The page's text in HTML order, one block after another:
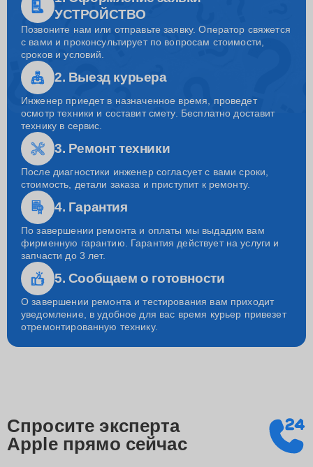
УСТРОЙСТВО
Позвоните нам или отправьте заявку. Оператор свяжется
с вами и проконсультирует по вопросам стоимости,
сроков и условий.
2. Выезд курьера
Инженер приедет в назначенное время, проведет
осмотр техники и составит смету. Бесплатно доставит
технику в сервис.
3. Ремонт техники
После диагностики инженер согласует с вами сроки,
стоимость, детали заказа и приступит к ремонту.
4. Гарантия
По завершении ремонта и оплаты мы выдадим вам
фирменную гарантию. Гарантия действует на услуги и
запчасти до 3 лет.
5. Сообщаем о готовности
О завершении ремонта и тестирования вам приходит
уведомление, в удобное для вас время курьер привезет
отремонтированную технику.
Спросите эксперта
Apple прямо сейчас